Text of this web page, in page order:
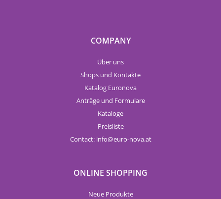
COMPANY
Über uns
Shops und Kontakte
Katalog Euronova
Anträge und Formulare
Kataloge
Preisliste
Contact: info euro-nova.at
ONLINE SHOPPING
Neue Produkte